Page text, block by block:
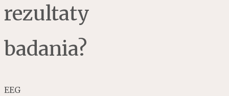
rezultaty
badania?
EEG